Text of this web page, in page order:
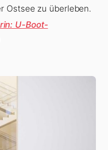
Ostsee zu überleben.
U-Boot-